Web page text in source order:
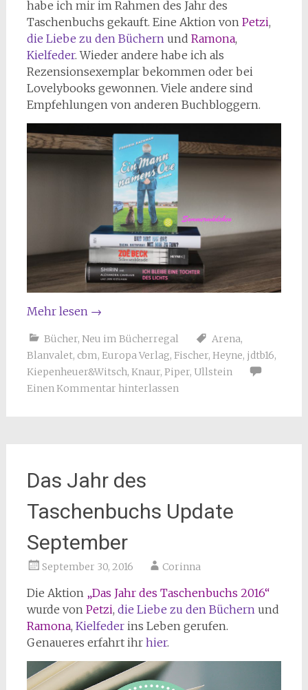
habe ich mir im Rahmen des Jahr des
Taschenbuchs gekauft. Eine Aktion von Petzi,
die Liebe zu den Büchern und Ramona,
Kielfeder. Wieder andere habe ich als
Rezensionsexemplar bekommen oder bei
Lovelybooks gewonnen. Viele andere sind
Empfehlungen von anderen Buchbloggern.
Mehr lesen →
Bücher, Neu im Bücherregal Arena,
Blanvalet, cbm, Europa Verlag, Fischer, Heyne, jdtb16,
Kiepenheuer&Witsch, Knaur, Piper, Ullstein
Einen Kommentar hinterlassen
Das Jahr des
Taschenbuchs Update
September
September 30, 2016 Corinna
Die Aktion „Das Jahr des Taschenbuchs 2016“
wurde von Petzi, die Liebe zu den Büchernund
Ramona, Kielfederins Leben gerufen.
Genaueres erfahrt ihr hier.